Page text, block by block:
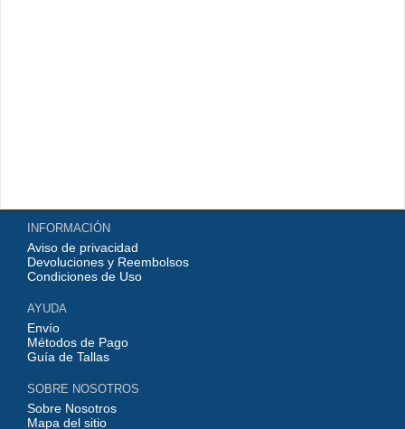
INFORMACIÓN
Aviso de privacidad
Devoluciones y Reembolsos
Condiciones de Uso
AYUDA
Envío
Métodos de Pago
Guía de Tallas
SOBRE NOSOTROS
Sobre Nosotros
Mapa del sitio